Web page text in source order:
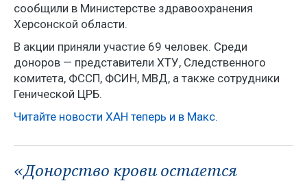
сообщили в Министерстве здравоохранения
Херсонской области.
В акции приняли участие 69 человек. Среди
доноров — представители ХТУ, Следственного
комитета, ФССП, ФСИН, МВД, а также сотрудники
Генической ЦРБ.
Читайте новости ХАН теперь и в Макс.
«Донорство крови остается